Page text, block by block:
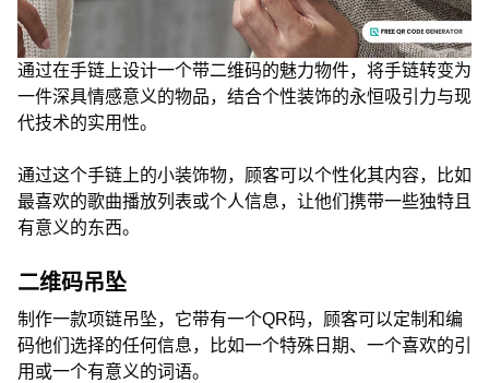
通过在手链上设计一个带二维码的魅力物件，将手链转变为
一件深具情感意义的物品，结合个性装饰的永恒吸引力与现
代技术的实用性。
通过这个手链上的小装饰物，顾客可以个性化其内容，比如
最喜欢的歌曲播放列表或个人信息，让他们携带一些独特且
有意义的东西。
二维码吊坠
制作一款项链吊坠，它带有一个QR码，顾客可以定制和编
码他们选择的任何信息，比如一个特殊日期、一个喜欢的引
用或一个有意义的词语。